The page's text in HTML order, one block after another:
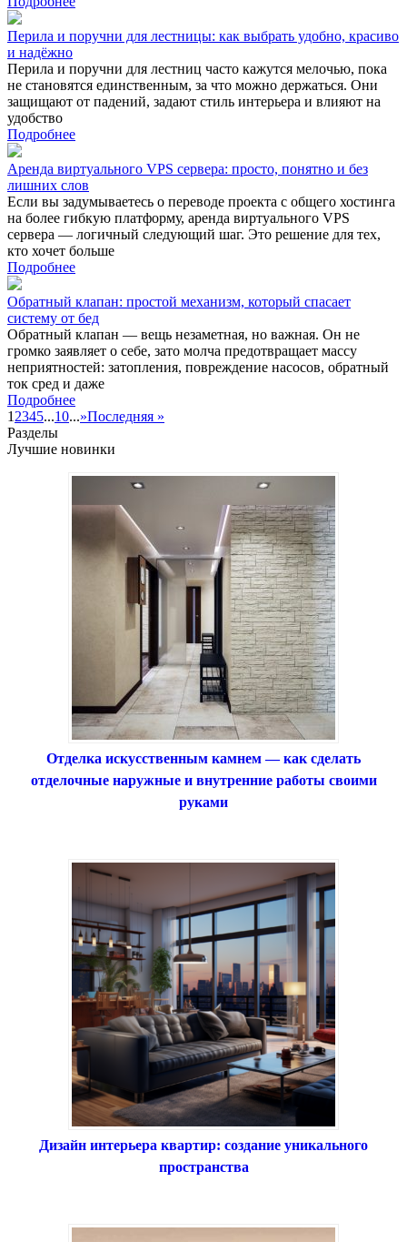
Перила и поручни для лестницы: как выбрать удобно, красиво
и надёжно
Перила и поручни для лестниц часто кажутся мелочью, пока
не становятся единственным, за что можно держаться. Они
защищают от падений, задают стиль интерьера и влияют на
удобство
Подробнее
Аренда виртуального VPS сервера: просто, понятно и без
лишних слов
Если вы задумываетесь о переводе проекта с общего хостинга
на более гибкую платформу, аренда виртуального VPS
сервера — логичный следующий шаг. Это решение для тех,
кто хочет больше
Подробнее
Обратный клапан: простой механизм, который спасает
систему от бед
Обратный клапан — вещь незаметная, но важная. Он не
громко заявляет о себе, зато молча предотвращает массу
неприятностей: затопления, повреждение насосов, обратный
ток сред и даже
Подробнее
1 2345...10...»Последняя »
Разделы
Лучшие новинки
Отделка искусственным камнем — как сделать
отделочные наружные и внутренние работы своими
руками
Дизайн интерьера квартир: создание уникального
пространства